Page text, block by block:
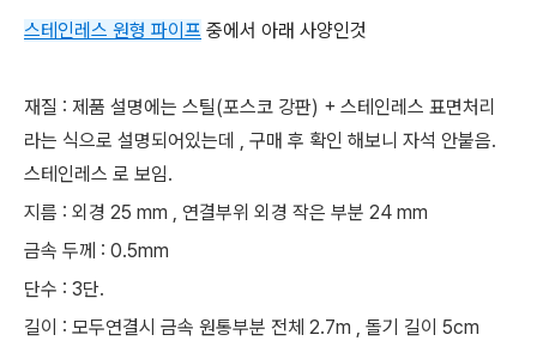
스테인레스 원형 파이프 중에서 아래 사양인것
재질 : 제품 설명에는 스틸(포스코 강판) + 스테인레스 표면처리
라는 식으로 설명되어있는데 , 구매 후 확인 해보니 자석 안붙음.
스테인레스 로 보임.
지름 : 외경 25 mm , 연결부위 외경 작은 부분 24 mm
금속 두께 : 0.5mm
단수 : 3단.
길이 : 모두연결시 금속 원통부분 전체 2.7m , 돌기 길이 5cm